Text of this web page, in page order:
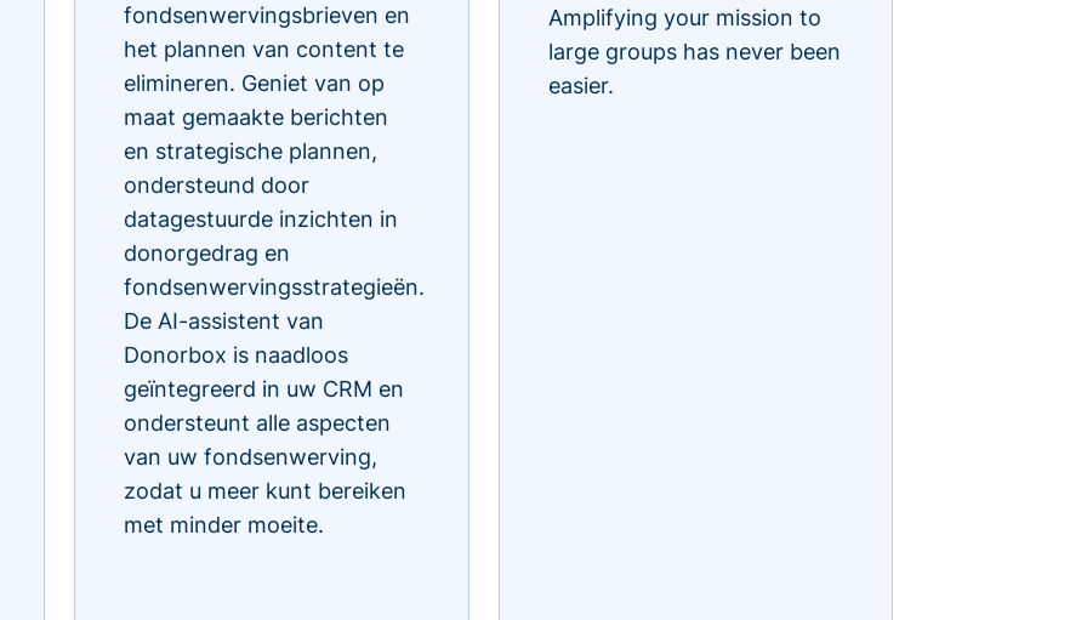
fondsenwervingsbrieven en
het plannen van content te
elimineren. Geniet van op
maat gemaakte berichten
en strategische plannen,
ondersteund door
datagestuurde inzichten in
donorgedrag en
fondsenwervingsstrategieën.
De AI-assistent van
Donorbox is naadloos
geïntegreerd in uw CRM en
ondersteunt alle aspecten
van uw fondsenwerving,
zodat u meer kunt bereiken
met minder moeite.
Amplifying your mission to
large groups has never been
easier.